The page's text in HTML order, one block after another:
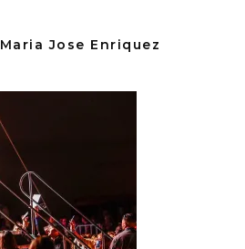
Maria Jose Enriquez